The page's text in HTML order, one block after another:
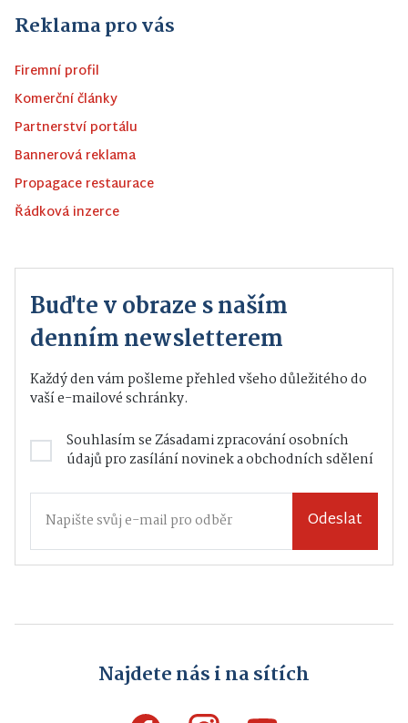
Reklama pro vás
Firemní profil
Komerční články
Partnerství portálu
Bannerová reklama
Propagace restaurace
Řádková inzerce
Buďte v obraze s naším
denním newsletterem
Každý den vám pošleme přehled všeho důležitého do
vaší e-mailové schránky.
Souhlasím seZásadami zpracování osobních
údajůpro zasílání novinek a obchodních sdělení
Odeslat
Najdete nás i na sítích